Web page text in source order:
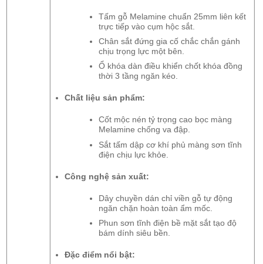
Tấm gỗ Melamine chuẩn 25mm liên kết
trực tiếp vào cụm hộc sắt.
Chân sắt đứng gia cố chắc chắn gánh
chịu trọng lực một bên.
Ổ khóa dàn điều khiển chốt khóa đồng
thời 3 tầng ngăn kéo.
Chất liệu sản phẩm:
Cốt mộc nén tỷ trọng cao bọc màng
Melamine chống va đập.
Sắt tấm dập cơ khí phủ màng sơn tĩnh
điện chịu lực khỏe.
Công nghệ sản xuất:
Dây chuyền dán chỉ viền gỗ tự động
ngăn chặn hoàn toàn ẩm mốc.
Phun sơn tĩnh điện bề mặt sắt tạo độ
bám dính siêu bền.
Đặc điểm nổi bật: